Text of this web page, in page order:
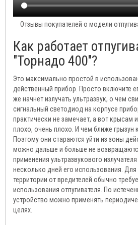
Отзывы покупателей о модели
Как работает
"Торнадо 400"?
Это максимально простой в
действенный прибор. Просто включите
же начнет излучать ультразвук, о чем
сигнальный светодиод на корпусе
практически не замечает, а вот крысам
плохо, очень плохо. И чем ближе грызун
Поэтому они стараются уйти из зоны
можно дальше и больше не
применения ультразвукового
несколько дней его использования.
территории от вредителей обычно
использования отпугивателя. По
устройство можно применять
целях.